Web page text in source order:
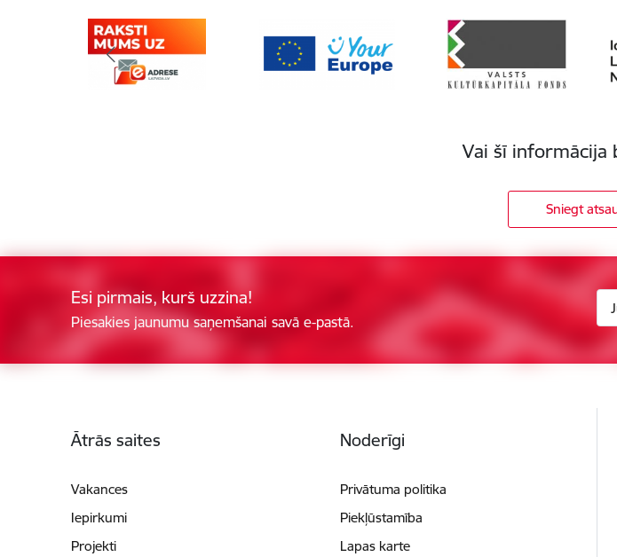
Vai šī informācija
Sniegt
Esi pirmais, kurš uzzina!
Piesakies jaunumu saņemšanai savā e-pastā.
Ātrās saites
Vakances
Iepirkumi
Projekti
Noderīgi
Privātuma politika
Piekļūstamība
Lapas karte